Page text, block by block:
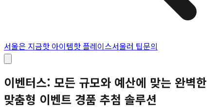
서울은 지금핫 아이템핫 플레이스서울러 팁문의
이벤터스: 모든 규모와 예산에 맞는 완벽한
맞춤형 이벤트 경품 추첨 솔루션